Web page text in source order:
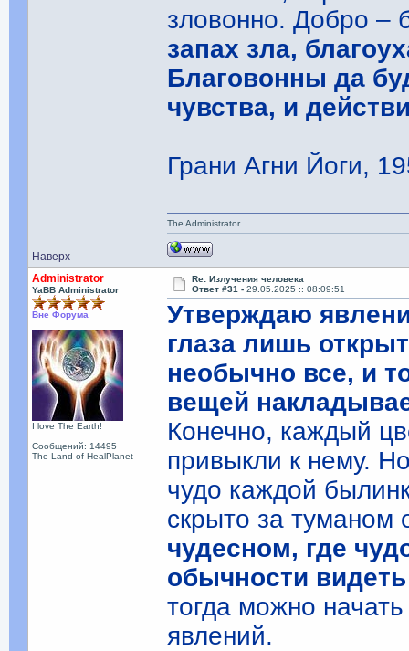
зловонно. Добро –
запах зла,
Благовонны да
чувства, и
Грани Агни Йоги,
Наверх
The Administrator.
Administrator
YaBB Administrator
Вне Форума
I love The Earth!
Сообщений: 14495
The Land of HealPlanet
Re: Излучения человека
Ответ #31 -29.05.2025 :: 08:09:51
Утверждаю
глаза лишь
необычно все, и
вещей
Конечно, каждый
привыкли к нему.
чудо каждой
скрыто за туманом
чудесном, где
обычности
тогда можно
явлений.